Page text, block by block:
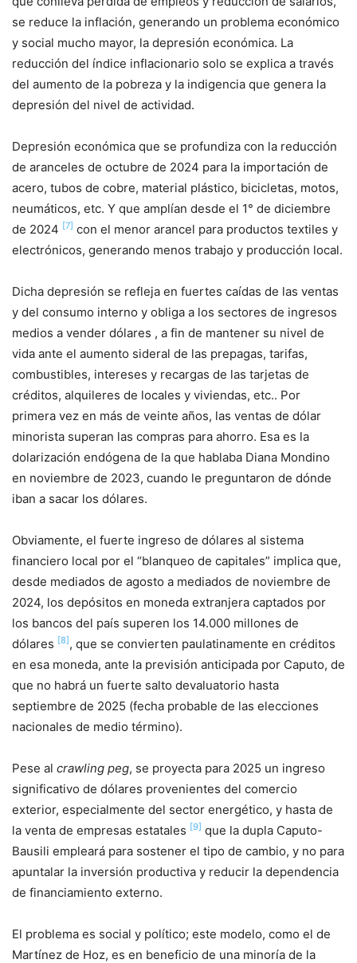
se reduce la inflación, generando un problema económico
y social mucho mayor, la depresión económica. La
reducción del índice inflacionario solo se explica a través
del aumento de la pobreza y la indigencia que genera la
depresión del nivel de actividad.
Depresión económica que se profundiza con la reducción
de aranceles de octubre de 2024 para la importación de
acero, tubos de cobre, material plástico, bicicletas, motos,
neumáticos, etc. Y que amplían desde el 1° de diciembre
de 2024 [7] con el menor arancel para productos textiles y
electrónicos, generando menos trabajo y producción local.
Dicha depresión se refleja en fuertes caídas de las ventas
y del consumo interno y obliga a los sectores de ingresos
medios a vender dólares , a fin de mantener su nivel de
vida ante el aumento sideral de las prepagas, tarifas,
combustibles, intereses y recargas de las tarjetas de
créditos, alquileres de locales y viviendas, etc.. Por
primera vez en más de veinte años, las ventas de dólar
minorista superan las compras para ahorro. Esa es la
dolarización endógena de la que hablaba Diana Mondino
en noviembre de 2023, cuando le preguntaron de dónde
iban a sacar los dólares.
Obviamente, el fuerte ingreso de dólares al sistema
financiero local por el “blanqueo de capitales” implica que,
desde mediados de agosto a mediados de noviembre de
2024, los depósitos en moneda extranjera captados por
los bancos del país superen los 14.000 millones de
dólares [8] , que se convierten paulatinamente en créditos
en esa moneda, ante la previsión anticipada por Caputo, de
que no habrá un fuerte salto devaluatorio hasta
septiembre de 2025 (fecha probable de las elecciones
nacionales de medio término).
Pese al crawling peg, se proyecta para 2025 un ingreso
significativo de dólares provenientes del comercio
exterior, especialmente del sector energético, y hasta de
la venta de empresas estatales [9] que la dupla Caputo-
Bausili empleará para sostener el tipo de cambio, y no para
apuntalar la inversión productiva y reducir la dependencia
de financiamiento externo.
El problema es social y político; este modelo, como el de
Martínez de Hoz, es en beneficio de una minoría de la